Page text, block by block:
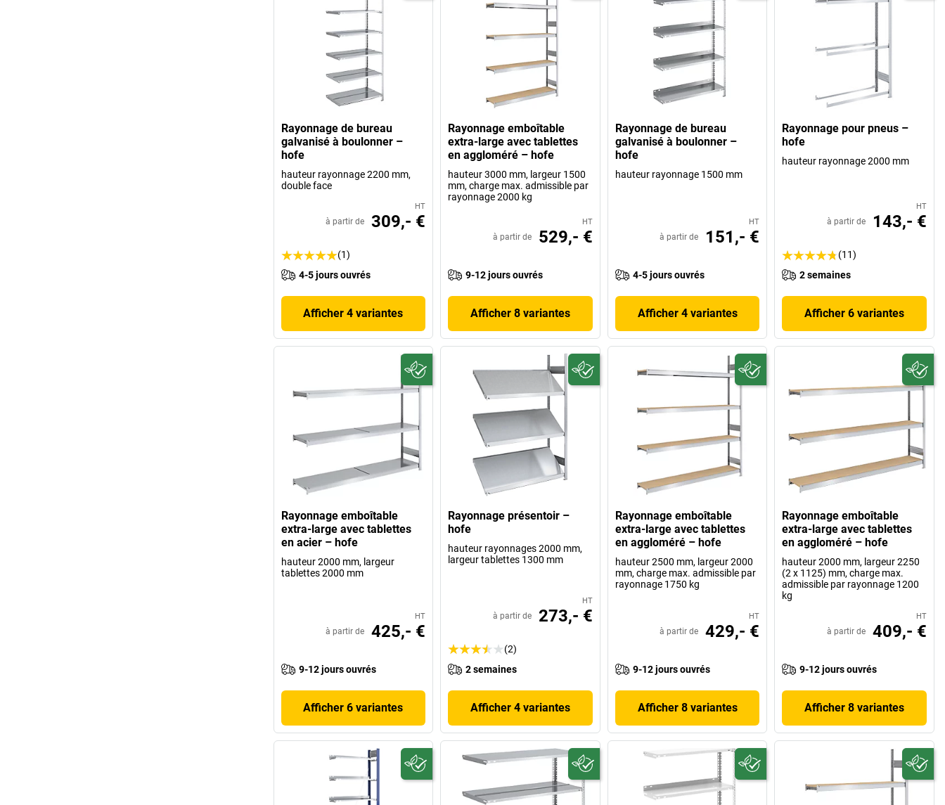
Rayonnage de bureau
galvanisé à boulonner –
hofe
hauteur rayonnage 2200 mm,
double face
HT
à partir de 309,- €
(1)
4-5 jours ouvrés
Afficher 4 variantes
Rayonnage emboîtable
extra-large avec tablettes
en aggloméré – hofe
hauteur 3000 mm, largeur 1500
mm, charge max. admissible par
rayonnage 2000 kg
HT
à partir de 529,- €
9-12 jours ouvrés
Afficher 8 variantes
Rayonnage de bureau
galvanisé à boulonner –
hofe
hauteur rayonnage 1500 mm
HT
à partir de 151,- €
4-5 jours ouvrés
Afficher 4 variantes
Rayonnage pour pneus –
hofe
hauteur rayonnage 2000 mm
HT
à partir de 143,- €
(11)
2 semaines
Afficher 6 variantes
Rayonnage emboîtable
extra-large avec tablettes
en acier – hofe
hauteur 2000 mm, largeur
tablettes 2000 mm
HT
à partir de 425,- €
9-12 jours ouvrés
Afficher 6 variantes
Rayonnage présentoir –
hofe
hauteur rayonnages 2000 mm,
largeur tablettes 1300 mm
HT
à partir de 273,- €
(2)
2 semaines
Afficher 4 variantes
Rayonnage emboîtable
extra-large avec tablettes
en aggloméré – hofe
hauteur 2500 mm, largeur 2000
mm, charge max. admissible par
rayonnage 1750 kg
HT
à partir de 429,- €
9-12 jours ouvrés
Afficher 8 variantes
Rayonnage emboîtable
extra-large avec tablettes
en aggloméré – hofe
hauteur 2000 mm, largeur 2250
(2 x 1125) mm, charge max.
admissible par rayonnage 1200
kg
HT
à partir de 409,- €
9-12 jours ouvrés
Afficher 8 variantes